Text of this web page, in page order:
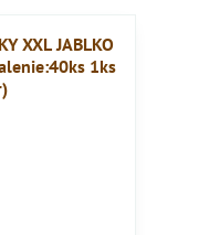
XXL JABLKO
1ks